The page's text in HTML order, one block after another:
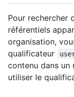
Pour rechercher
référentiels
organisation,
qualificateur
contenu dans un
utiliser le